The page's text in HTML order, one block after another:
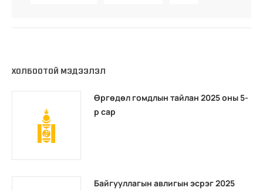
ХОЛБООТОЙ МЭДЭЭЛЭЛ
Өргөдөл гомдлын тайлан 2025 оны 5-
р сар
Байгууллагын авлигын эсрэг 2025